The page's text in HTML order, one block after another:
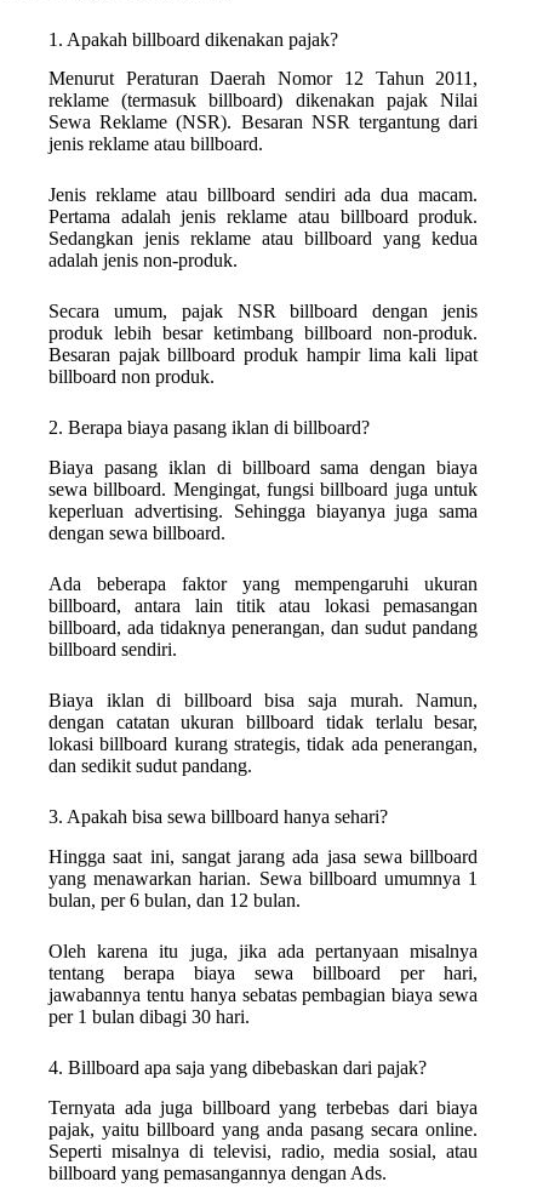
1. Apakah billboard dikenakan pajak?
Menurut Peraturan Daerah Nomor 12 Tahun 2011,
reklame (termasuk billboard) dikenakan pajak Nilai
Sewa Reklame (NSR). Besaran NSR tergantung dari
jenis reklame atau billboard.
Jenis reklame atau billboard sendiri ada dua macam.
Pertama adalah jenis reklame atau billboard produk.
Sedangkan jenis reklame atau billboard yang kedua
adalah jenis non-produk.
Secara umum, pajak NSR billboard dengan jenis
produk lebih besar ketimbang billboard non-produk.
Besaran pajak billboard produk hampir lima kali lipat
billboard non produk.
2. Berapa biaya pasang iklan di billboard?
Biaya pasang iklan di billboard sama dengan biaya
sewa billboard. Mengingat, fungsi billboard juga untuk
keperluan advertising. Sehingga biayanya juga sama
dengan sewa billboard.
Ada beberapa faktor yang mempengaruhi ukuran
billboard, antara lain titik atau lokasi pemasangan
billboard, ada tidaknya penerangan, dan sudut pandang
billboard sendiri.
Biaya iklan di billboard bisa saja murah. Namun,
dengan catatan ukuran billboard tidak terlalu besar,
lokasi billboard kurang strategis, tidak ada penerangan,
dan sedikit sudut pandang.
3. Apakah bisa sewa billboard hanya sehari?
Hingga saat ini, sangat jarang ada jasa sewa billboard
yang menawarkan harian. Sewa billboard umumnya 1
bulan, per 6 bulan, dan 12 bulan.
Oleh karena itu juga, jika ada pertanyaan misalnya
tentang berapa biaya sewa billboard per hari,
jawabannya tentu hanya sebatas pembagian biaya sewa
per 1 bulan dibagi 30 hari.
4. Billboard apa saja yang dibebaskan dari pajak?
Ternyata ada juga billboard yang terbebas dari biaya
pajak, yaitu billboard yang anda pasang secara online.
Seperti misalnya di televisi, radio, media sosial, atau
billboard yang pemasangannya dengan Ads.